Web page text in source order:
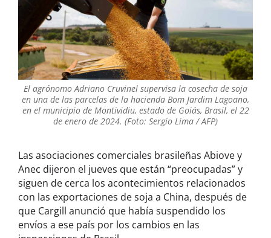
El agrónomo Adriano Cruvinel supervisa la cosecha de soja
en una de las parcelas de la hacienda Bom Jardim Lagoano,
en el municipio de Montividiu, estado de Goiás, Brasil, el 22
de enero de 2024. (Foto: Sergio Lima / AFP)
Las asociaciones ‌comerciales brasileñas Abiove y
Anec dijeron el jueves que están “preocupadas” y
siguen de ​cerca los acontecimientos relacionados
con las exportaciones de soja a China, después de
que Cargill anunció que había suspendido los
envíos a ese país por los ​cambios en las